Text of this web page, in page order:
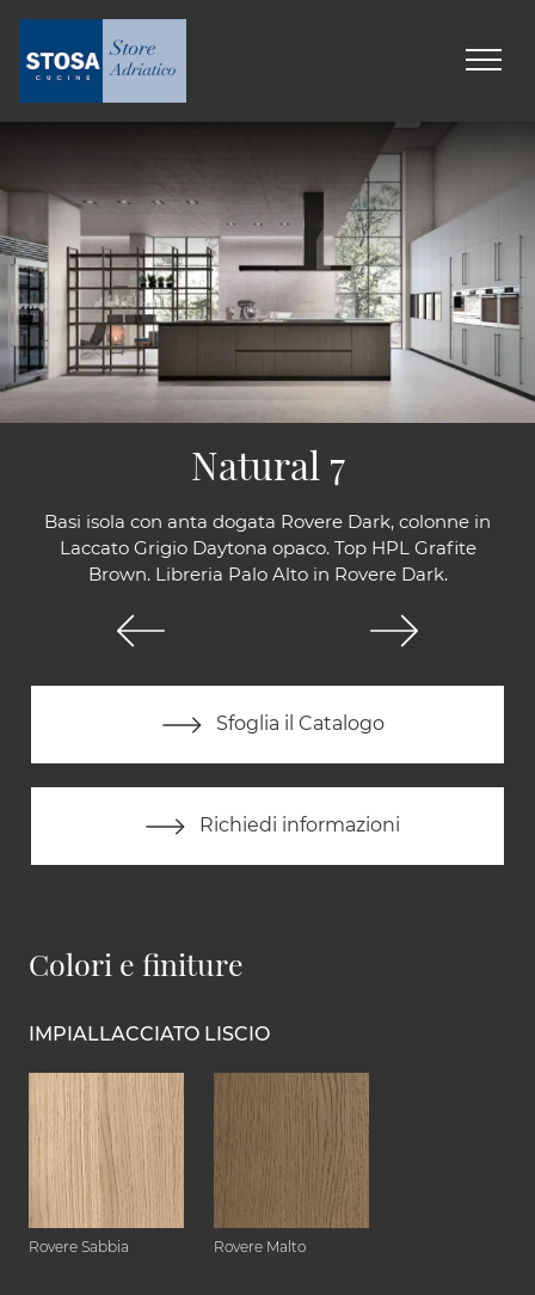
Basi isola con anta dogata Rovere Dark, colonne in
Laccato Grigio Daytona opaco. Top HPL Grafite
Brown. Libreria Palo Alto in Rovere Dark.
Sfoglia il Catalogo
Richiedi informazioni
Natural 7
Colori e finiture
IMPIALLACCIATO LISCIO
Rovere Sabbia Rovere Malto